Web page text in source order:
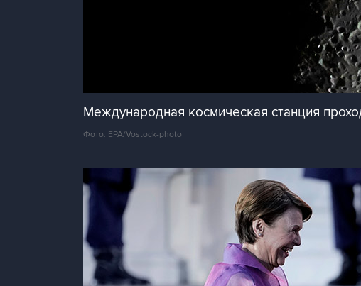
Международная космическая станция
Фото: EPA/Vostock-photo